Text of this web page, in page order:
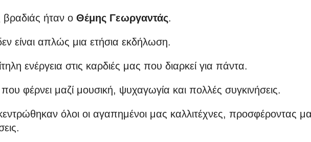
βραδιάς ήταν ο Θέμης Γεωργαντάς.
είναι απλώς μια ετήσια εκδήλωση.
ενέργεια στις καρδιές μας που διαρκεί για πάντα.
που φέρνει μαζί μουσική, ψυχαγωγία και πολλές συγκινήσεις.
όλοι οι αγαπημένοι μας καλλιτέχνες, προσφέροντας